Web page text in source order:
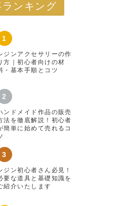
ランキング
ジンアクセサリーの作
方｜初心者向けの材
・基本手順とコツ
ンドメイド作品の販売
法を徹底解説！初心者
簡単に始めて売れるコ
ジン初心者さん必見！
要な道具と基礎知識を
紹介いたします